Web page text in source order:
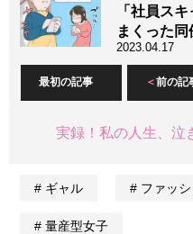
「社員ス
まくった
2023.04.17
最初の記事 前の記
実録！私の人生、泣
ギャル ファッシ
量産型女子